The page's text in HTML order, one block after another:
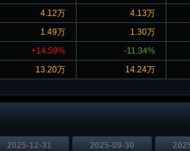
4.12万
4.13万
1.49万
1.30万
+14.59%
-11.34%
13.20万
14.24万
2025-12-31 2025-09-30